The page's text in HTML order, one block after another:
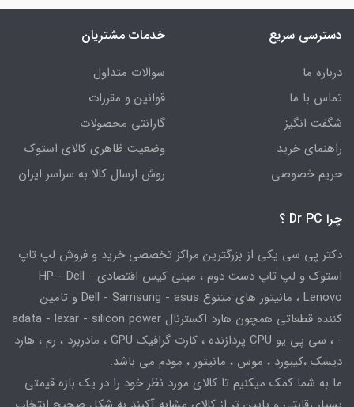
دسترسی سریع
درباره ما
تماس با ما
شگفت انگیز
راهنمای خرید
حریم خصوصی
خدمات مشتریان
سوالات متداول
قوانین و مقررات
گارانتی محصولات
وضعیت ظاهری کالای استوک
روش ارسال کالا به سراسر ایران
چرا Dr PC ؟
دکتر پی سی یکی از بزرگترین مراکز تخصصی خرید و فروش لپ تاپ
استوک و لپ تاپ دست دوم ، مینی کیس اقتصادی HP - Dell -
Lenovo ، مانیتور های متنوع Dell - Samsung - asus و تامین
کننده قطعاتی همچون هارد اکسترنال adata - lexar - silicon power
- ، سی پی یو CPU پردازنده ، کارت گرافیک GPU ، مادربرد ، رم ، هارد
دیسک ،کیبورد ، موس ، مانیتور ، مودم می باشد.
ما به شما کمک میکنیم تا کالای مورد نظر خود را در یک بازه قیمتی